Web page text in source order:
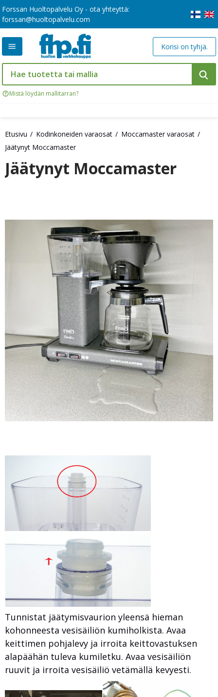
Forssan Huoltopalvelu Oy - ota yhteyttä:
forssan@huoltopalvelu.com
Mistä löydän mallitarran?
Korisi on tyhjä.
Etusivu Kodinkoneiden varaosat
Moccamaster varaosat
Jäätynyt Moccamaster
Jäätynyt Moccamaster
Tunnistat jäätymisvaurion yleensä hieman
kohonneesta vesisäiliön kumiholkista. Avaa
keittimen pohjalevy ja irroita keittovastuksen
alapäähän tuleva kumiletku. Avaa vesisäiliön
ruuvit ja irroita vesisäiliö vetämällä kevyesti.